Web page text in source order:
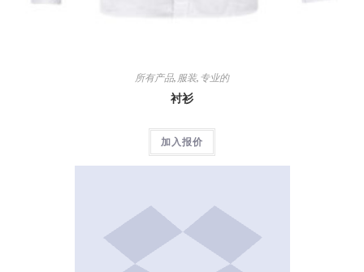
所有产品 服装, 专业的
衬衫
加入报价